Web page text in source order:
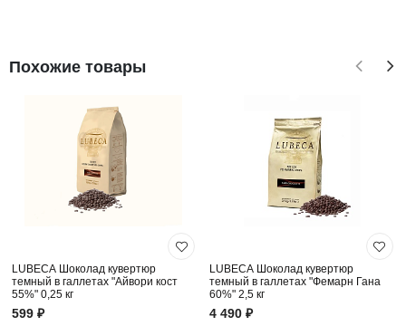
Похожие товары
LUBECA Шоколад кувертюр
темный в галлетах "Айвори кост
55%" 0,25 кг
599 ₽
LUBECA Шоколад кувертюр
темный в галлетах "Фемарн Гана
60%" 2,5 кг
4 490 ₽